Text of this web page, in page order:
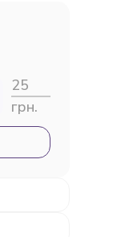
25
грн.